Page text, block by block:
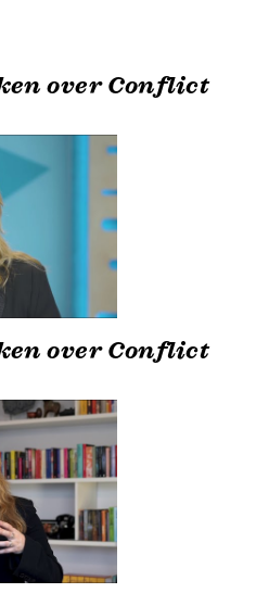
over Conflict
over Conflict